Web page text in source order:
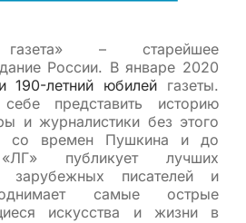
газета» – старейшее
России. В январе 2020
190-летний юбилей газеты.
представить историю
и журналистики без этого
со времен Пушкина и до
публикует лучших
зарубежных писателей и
самые острые
искусства и жизни в